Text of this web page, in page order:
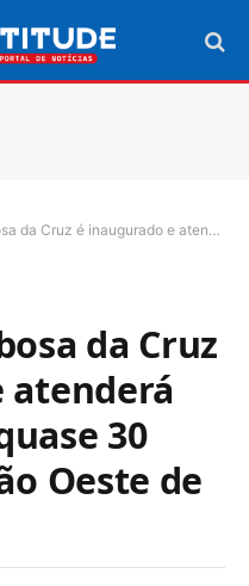
e atenderá moradores de quase 30 bairros da região Oeste de Gurupi
da Cruz
atenderá
30
Oeste de